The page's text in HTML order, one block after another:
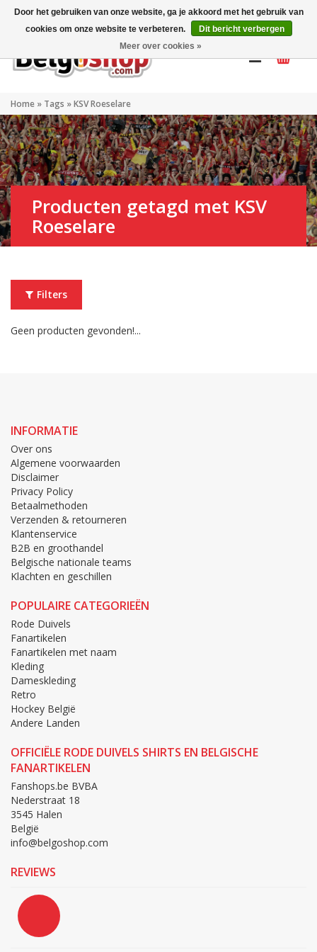
Mijn account NL
Home » Tags »KSV Roeselare
Producten getagd met KSV
Roeselare
Filters
Geen producten gevonden!...
INFORMATIE
Over ons
Algemene voorwaarden
Disclaimer
Privacy Policy
Betaalmethoden
Verzenden & retourneren
Klantenservice
B2B en groothandel
Belgische nationale teams
Klachten en geschillen
POPULAIRE CATEGORIEËN
Rode Duivels
Fanartikelen
Fanartikelen met naam
Kleding
Dameskleding
Retro
Hockey België
Andere Landen
OFFICIËLE RODE DUIVELS SHIRTS EN BELGISCHE
FANARTIKELEN
Fanshops.be BVBA
Nederstraat 18
3545 Halen
België
info@belgoshop.com
REVIEWS
Door het gebruiken van onze website, ga je akkoord met het gebruik van
cookies om onze website te verbeteren.
Dit bericht verbergen
Meer over cookies »